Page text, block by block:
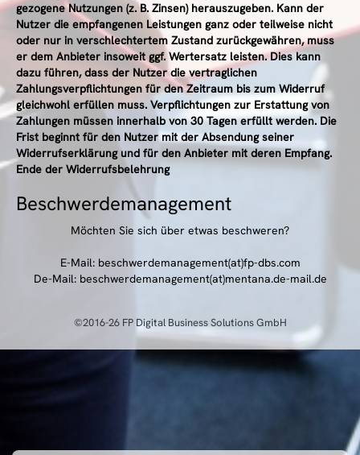
gezogene Nutzungen (z. B. Zinsen) herauszugeben. Kann der
Nutzer die empfangenen Leistungen ganz oder teilweise nicht
oder nur in verschlechtertem Zustand zurückgewähren, muss
er dem Anbieter insoweit ggf. Wertersatz leisten. Dies kann
dazu führen, dass der Nutzer die vertraglichen
Zahlungsverpflichtungen für den Zeitraum bis zum Widerruf
gleichwohl erfüllen muss. Verpflichtungen zur Erstattung von
Zahlungen müssen innerhalb von 30 Tagen erfüllt werden. Die
Frist beginnt für den Nutzer mit der Absendung seiner
Widerrufserklärung und für den Anbieter mit deren Empfang.
Ende der Widerrufsbelehrung
Beschwerdemanagement
Möchten Sie sich über etwas beschweren?
E-Mail: beschwerdemanagement(at)fp-dbs.com
De-Mail: beschwerdemanagement(at)mentana.de-mail.de
©2016-26 FP Digital Business Solutions GmbH